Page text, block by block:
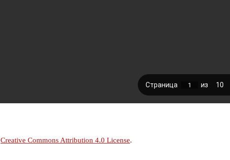
Creative Commons Attribution 4.0 License.